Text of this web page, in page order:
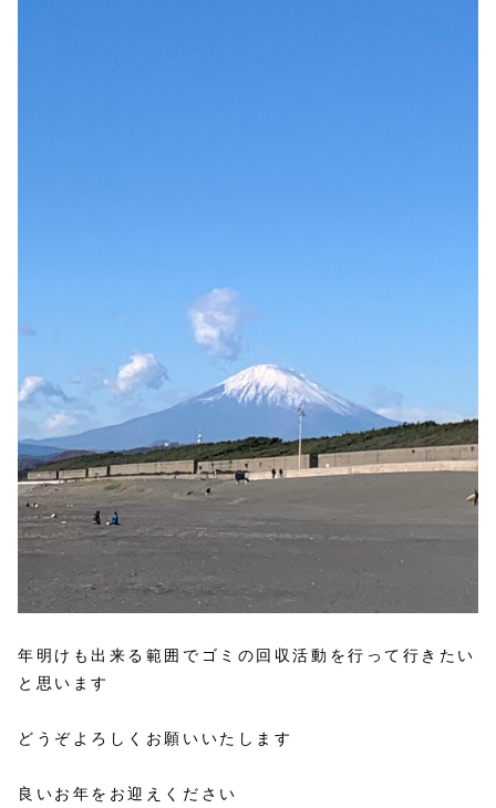
年明けも出来る範囲でゴミの回収活動を行って行きたい
と思います
どうぞよろしくお願いいたします
良いお年をお迎えください